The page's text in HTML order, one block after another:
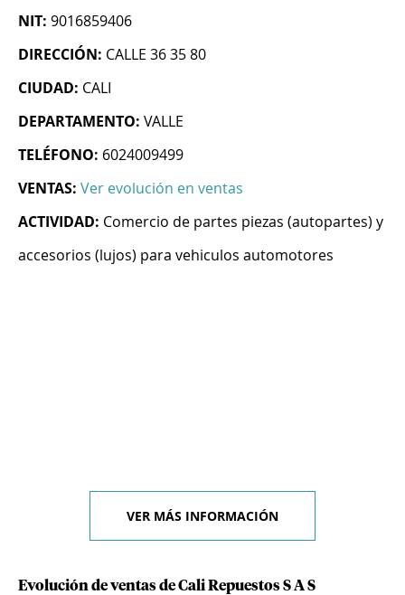
NIT: 9016859406
DIRECCIÓN: CALLE 36 35 80
CIUDAD: CALI
DEPARTAMENTO: VALLE
TELÉFONO: 6024009499
VENTAS: Ver evolución en ventas
ACTIVIDAD: Comercio de partes piezas (autopartes) y
accesorios (lujos) para vehiculos automotores
VER MÁS INFORMACIÓN
Evolución de ventas de Cali Repuestos S A S